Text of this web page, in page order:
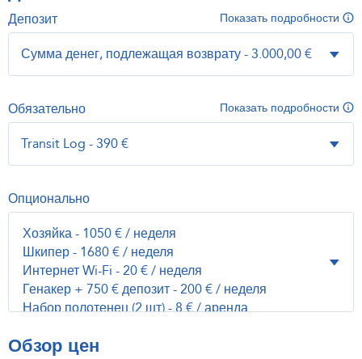
Показать подробности
Депозит
Показать подробности
Обязательно
Опционально
Обзор цен